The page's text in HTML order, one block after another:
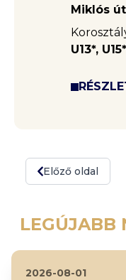
Miklós
U13*, U15*
Előző oldal
LEGÚJABB
2026-08-01